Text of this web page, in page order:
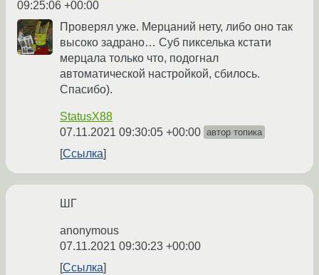
09:25:06 +00:00
Проверял уже. Мерцаний нету, либо оно так
высоко задрано… Суб пикселька кстати
мерцала только что, подогнал
автоматической настройкой, сбилось.
Спасибо).
StatusX88
07.11.2021 09:30:05 +00:00 автор топика
Ссылка
ШГ
anonymous
07.11.2021 09:30:23 +00:00
Ссылка